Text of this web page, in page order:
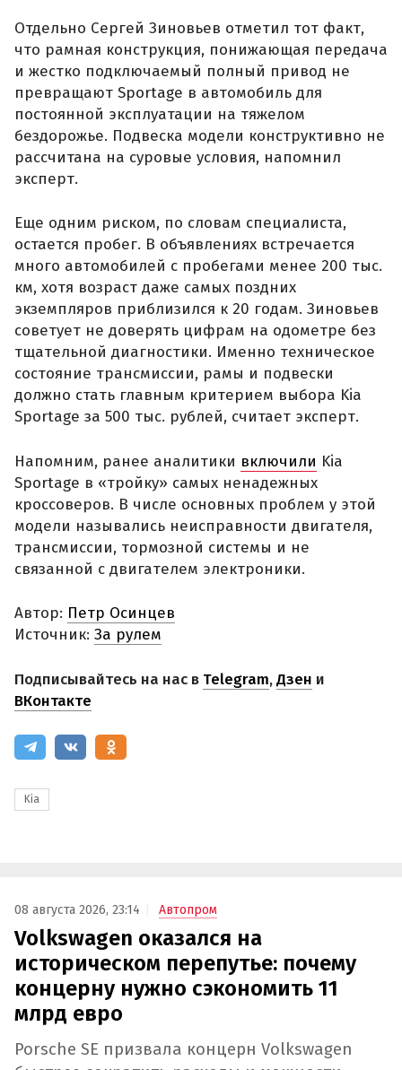
Отдельно Сергей Зиновьев отметил тот факт,
что рамная конструкция, понижающая передача
и жестко подключаемый полный привод не
превращают Sportage в автомобиль для
постоянной эксплуатации на тяжелом
бездорожье. Подвеска модели конструктивно не
рассчитана на суровые условия, напомнил
эксперт.
Еще одним риском, по словам специалиста,
остается пробег. В объявлениях встречается
много автомобилей с пробегами менее 200 тыс.
км, хотя возраст даже самых поздних
экземпляров приблизился к 20 годам. Зиновьев
советует не доверять цифрам на одометре без
тщательной диагностики. Именно техническое
состояние трансмиссии, рамы и подвески
должно стать главным критерием выбора Kia
Sportage за 500 тыс. рублей, считает эксперт.
Напомним, ранее аналитики включили Kia
Sportage в «тройку» самых ненадежных
кроссоверов. В числе основных проблем у этой
модели назывались неисправности двигателя,
трансмиссии, тормозной системы и не
связанной с двигателем электроники.
Автор: Петр Осинцев
Источник: За рулем
Подписывайтесь на нас в Telegram,Дзен и
ВКонтакте
Kia
08 августа 2026, 23:14 Автопром
Volkswagen оказался на
историческом перепутье: почему
концерну нужно сэкономить 11
млрд евро
Porsche SE призвала концерн Volkswagen